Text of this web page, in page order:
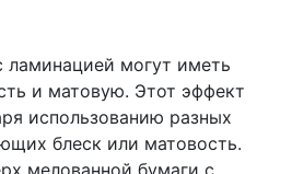
ламинацией могут иметь
и матовую. Этот эффект
использованию разных
блеск или матовость.
мелованной бумаги с